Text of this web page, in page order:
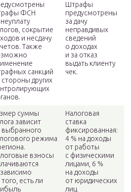
ФСН
неуплату
сокрытие
и несдачу
Также
санкций
стороны других
Штрафы
предусмотрены
за дачу
неправдивых
сведений
о доходах
и за отказ
выдать клиенту
чек.
суммы
зависит
выбранного
режима
взносы
того, есть ли
Налоговая
ставка
фиксированная:
4 % на доходы
от работы
с физическими
лицами, 6 %
на доходы
от юридических
лиц.